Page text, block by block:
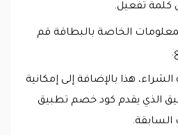
كلمة تفعيل.
الخاصة بالبطاقة قم
الشراء، هذا بالإضافة إلى إمكانية
الذي يقدم كود خصم تطبيق